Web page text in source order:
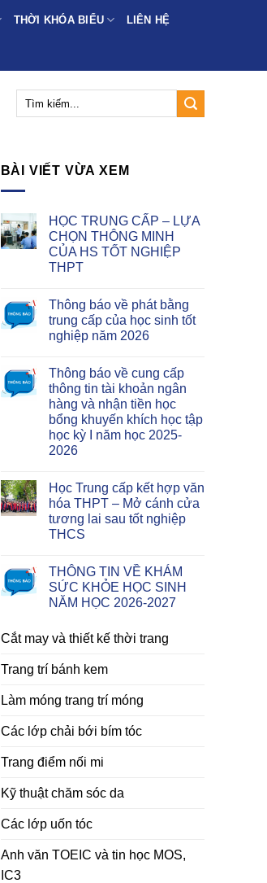
THỜI KHÓA BIỂU LIÊN HỆ
BÀI VIẾT VỪA XEM
HỌC TRUNG CẤP – LỰA
CHỌN THÔNG MINH
CỦA HS TỐT NGHIỆP
THPT
Thông báo về phát bằng
trung cấp của học sinh tốt
nghiệp năm 2026
Thông báo về cung cấp
thông tin tài khoản ngân
hàng và nhận tiền học
bổng khuyến khích học tập
học kỳ I năm học 2025-
2026
Học Trung cấp kết hợp văn
hóa THPT – Mở cánh cửa
tương lai sau tốt nghiệp
THCS
THÔNG TIN VỀ KHÁM
SỨC KHỎE HỌC SINH
NĂM HỌC 2026-2027
Cắt may và thiết kế thời trang
Trang trí bánh kem
Làm móng trang trí móng
Các lớp chải bới bím tóc
Trang điểm nối mi
Kỹ thuật chăm sóc da
Các lớp uốn tóc
Anh văn TOEIC và tin học MOS,
IC3